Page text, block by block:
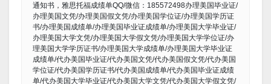
通知书，雅思托福成绩单QQ/微信：185572498办理美国毕业证/
办理美国文凭/办理美国假文凭/办理美国学位证/办理美国学历证
书/办理美国成绩单/办理美国毕业证成绩单/办理美国大学毕业证/
办理美国大学文凭/办理美国大学假文凭/办理美国大学学位证/办
理美国大学学历证书/办理美国大学成绩单/办理美国大学毕业证
成绩单/代办美国毕业证/代办美国文凭/代办美国假文凭/代办美国
学位证/代办美国学历证书/代办美国成绩单/代办美国毕业证成绩
单/代办美国大学毕业证/代办美国大学文凭/代办美国大学假文凭/